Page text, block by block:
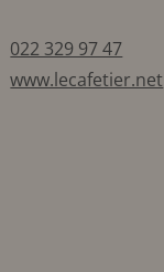
022 329 97 47
www.lecafetier.net